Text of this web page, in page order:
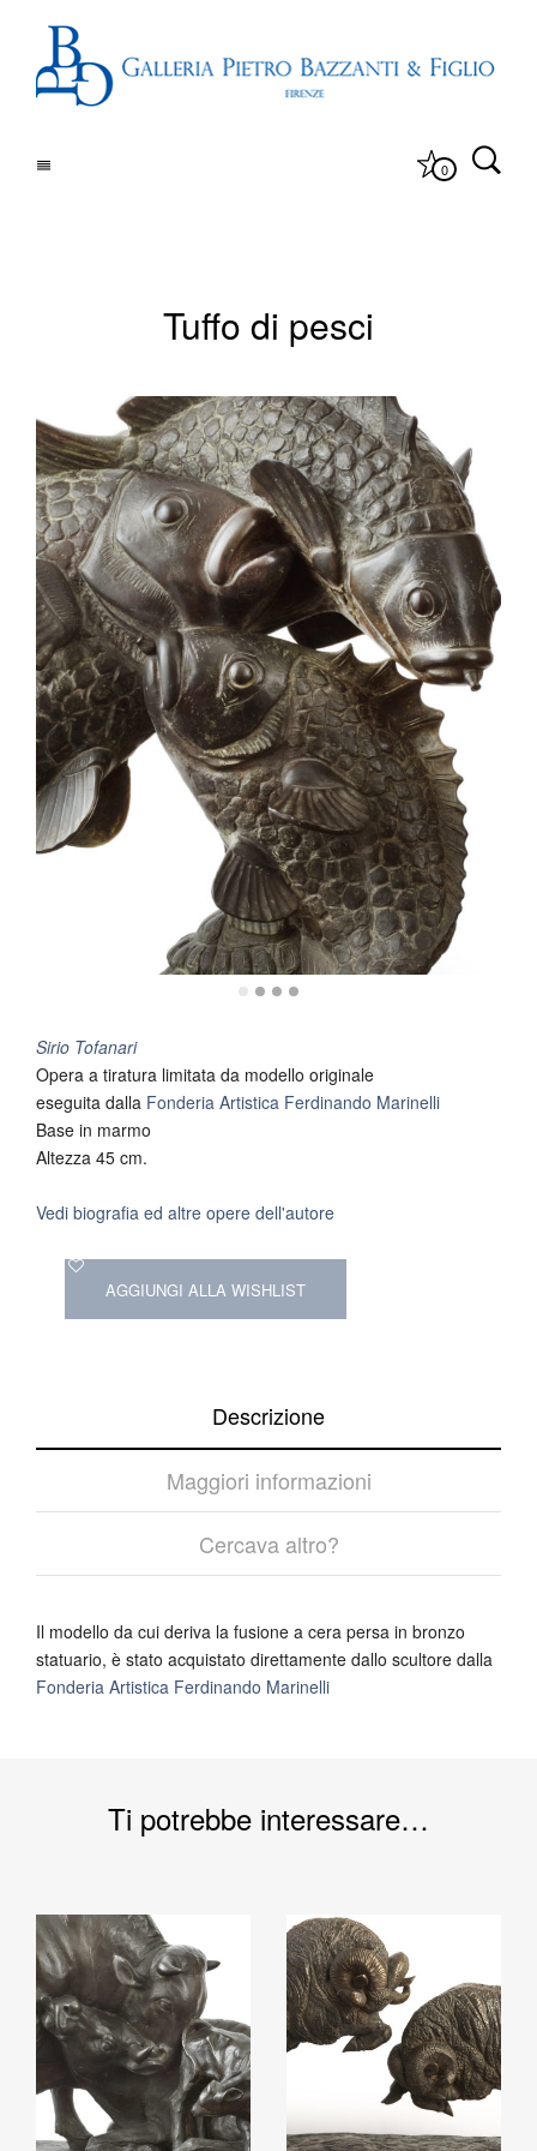
0
Tuffo di pesci
Sirio Tofanari
Opera a tiratura limitata da modello originale
eseguita dalla Fonderia Artistica Ferdinando Marinelli
Base in marmo
Altezza 45 cm.
Vedi biografia ed altre opere dell'autore
AGGIUNGI ALLA WISHLIST
Descrizione
Maggiori informazioni
Cercava altro?
Il modello da cui deriva la fusione a cera persa in bronzo
statuario, è stato acquistato direttamente dallo scultore dalla
Fonderia Artistica Ferdinando Marinelli
Ti potrebbe interessare…